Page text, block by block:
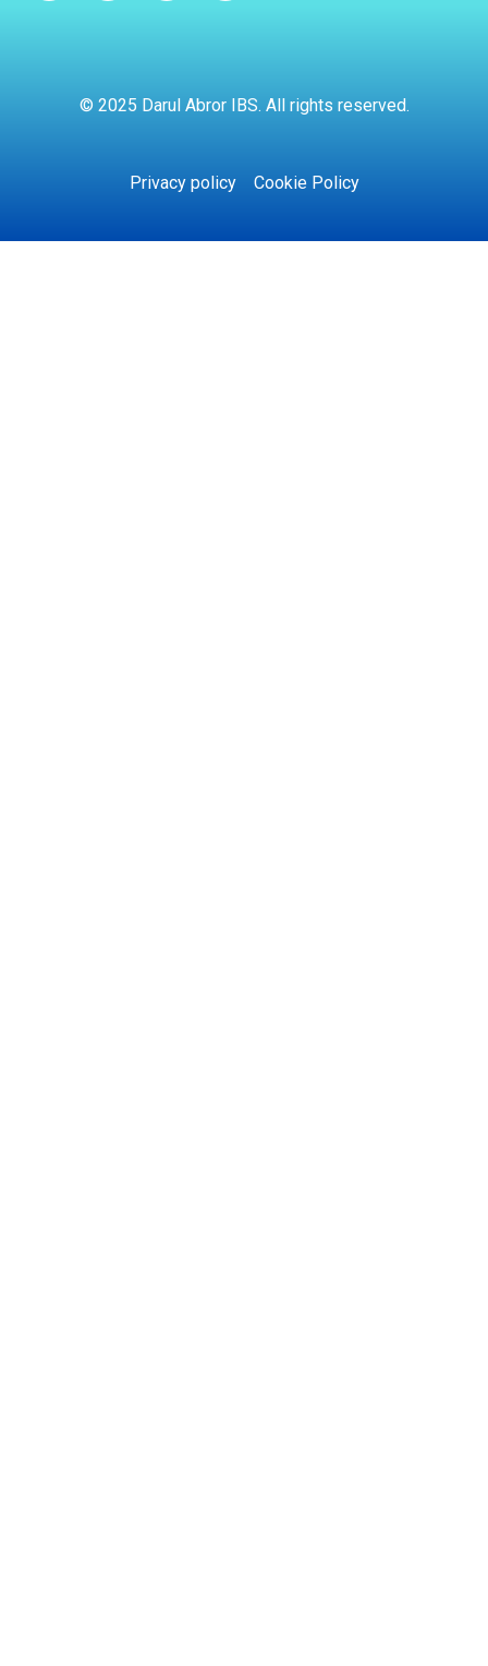
© 2025 Darul Abror IBS. All rights reserved.
Privacy policy Cookie Policy